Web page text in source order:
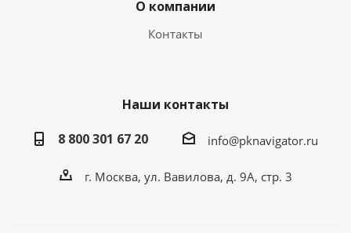
О компании
Контакты
Наши контакты
8 800 301 67 20
info@pknavigator.ru
г. Москва, ул. Вавилова, д. 9А, стр. 3